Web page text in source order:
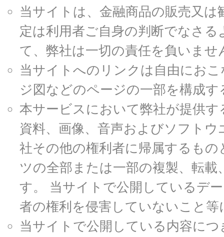
当サイトは、金融商品の販売又
定は利用者ご自身の判断でなさ
て、弊社は一切の責任を負いませ
当サイトへのリンクは自由にお
ジ図などのページの一部を構成
本サービスにおいて弊社が提供
資料、画像、音声およびソフト
社その他の権利者に帰属するも
ツの全部または一部の複製、転
す。 当サイトで公開しているデ
者の権利を侵害していないこと
当サイトで公開している内容に